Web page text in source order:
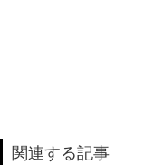
関連する記事